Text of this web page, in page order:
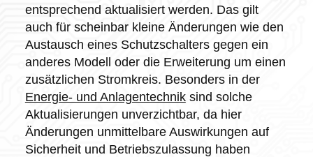
entsprechend aktualisiert werden. Das gilt
auch für scheinbar kleine Änderungen wie den
Austausch eines Schutzschalters gegen ein
anderes Modell oder die Erweiterung um einen
zusätzlichen Stromkreis. Besonders in der
Energie- und Anlagentechniksind solche
Aktualisierungen unverzichtbar, da hier
Änderungen unmittelbare Auswirkungen auf
Sicherheit und Betriebszulassung haben